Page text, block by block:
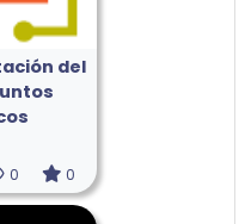
del
0 0